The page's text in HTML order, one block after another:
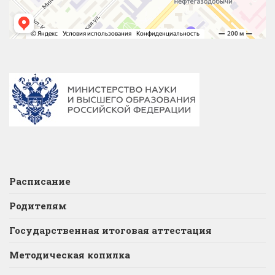
Расписание
Родителям
Государственная итоговая аттестация
Методическая копилка